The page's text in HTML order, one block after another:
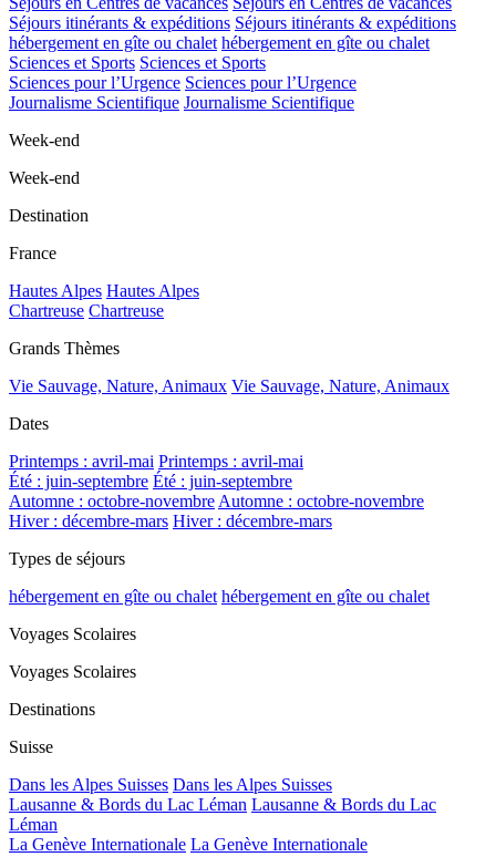
Séjours itinérants & expéditions Séjours itinérants & expéditions
hébergement en gîte ou chalet hébergement en gîte ou chalet
Sciences et Sports Sciences et Sports
Sciences pour l’Urgence Sciences pour l’Urgence
Journalisme Scientifique Journalisme Scientifique
Week-end
Week-end
Destination
France
Hautes Alpes Hautes Alpes
Chartreuse Chartreuse
Grands Thèmes
Vie Sauvage, Nature, Animaux Vie Sauvage, Nature, Animaux
Dates
Printemps : avril-mai Printemps : avril-mai
Été : juin-septembre Été : juin-septembre
Automne : octobre-novembre Automne : octobre-novembre
Hiver : décembre-mars Hiver : décembre-mars
Types de séjours
hébergement en gîte ou chalet hébergement en gîte ou chalet
Voyages Scolaires
Voyages Scolaires
Destinations
Suisse
Dans les Alpes Suisses Dans les Alpes Suisses
Lausanne & Bords du Lac Léman Lausanne & Bords du Lac
Léman
La Genève Internationale La Genève Internationale